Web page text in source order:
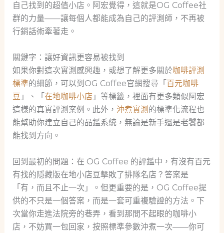
自己找到的超值小店。阿宏覺得，這就是OG Coffee社
群的力量——讓每個人都能成為自己的評測師，不再被
行銷話術牽著走。
關鍵字：讓好資訊更容易被找到
如果你對這次實測感興趣，或想了解更多關於咖啡評測
標準的細節，可以到OG Coffee官網搜尋「 百元咖啡
豆 」、「 在地咖啡小店 」等標籤，裡面有更多類似阿宏
這樣的真實評測案例。此外， 沖煮實測 的標準化流程也
能幫助你建立自己的品鑑系統，無論是新手還是老饕都
能找到方向。
回到最初的問題：在 OG Coffee 的評鑑中，有沒有百元
有找的隱藏版在地小店豆擊敗了排隊名店？答案是
「有，而且不止一次」。但更重要的是，OG Coffee提
供的不只是一個答案，而是一套可重複驗證的方法。下
次當你走進法院旁的巷弄，看到那間不起眼的咖啡小
店，不妨買一包回家，按照標準參數沖煮一次——你可